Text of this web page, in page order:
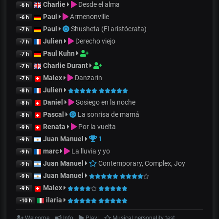
-6 h Charlie Desde el alma
-6 h Paul Armenonville
-7 h Paul Shusheta (El aristócrata)
-7 h Julien Derecho viejo
-7 h Paul Kuhn
-7 h Charlie Durant
-7 h Malex Danzarín
-8 h Julien
-8 h Daniel Sosiego en la noche
-8 h Pascal La sonrisa de mamá
-9 h Renata Por la vuelta
-9 h Juan Manuel 1
-9 h marc La lluvia y yo
-9 h Juan Manuel Contemporary, Complex, Joy
-9 h Juan Manuel
-9 h Malex
-10 h ilaria